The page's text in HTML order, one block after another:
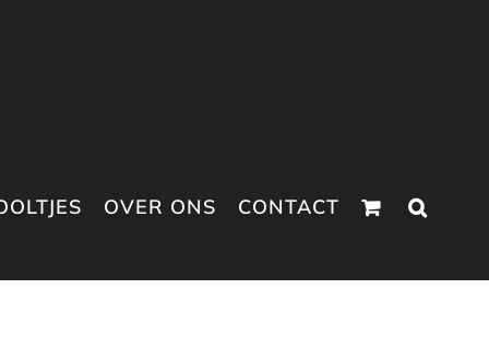
OVER ONS CONTACT